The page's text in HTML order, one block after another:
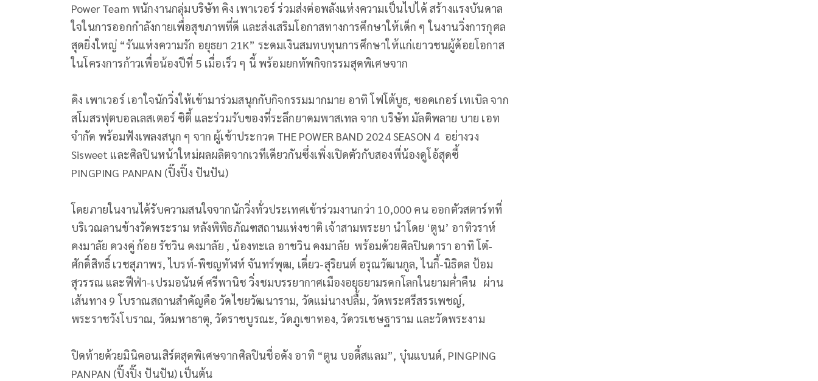
Power Team พนักงานกลุ่มบริษัท คิง เพาเวอร์ ร่วมส่งต่อพลังแห่งความเป็นไปได้ สร้างแรงบันดาล
ใจในการออกกำลังกายเพื่อสุขภาพที่ดี และส่งเสริมโอกาสทางการศึกษาให้เด็ก ๆ ในงานวิ่งการกุศล
สุดยิ่งใหญ่ “รันแห่งความรัก อยุธยา 21K” ระดมเงินสมทบทุนการศึกษาให้แก่เยาวชนผู้ด้อยโอกาส
ในโครงการก้าวเพื่อน้องปีที่ 5 เมื่อเร็ว ๆ นี้ พร้อมยกทัพกิจกรรมสุดพิเศษจาก
คิง เพาเวอร์ เอาใจนักวิ่งให้เข้ามาร่วมสนุกกับกิจกรรมมากมาย อาทิ โฟโต้บูธ, ซอคเกอร์ เทเบิล จาก
สโมสรฟุตบอลเลสเตอร์ ซิตี้ และร่วมรับของที่ระลึกยาดมพาสเทล จาก บริษัท มัลติพลาย บาย เอท
จำกัด พร้อมฟังเพลงสนุก ๆ จาก ผู้เข้าประกวด THE POWER BAND 2024 SEASON 4 อย่างวง
Sisweet และศิลปินหน้าใหม่ผลผลิตจากเวทีเดียวกันซึ่งเพิ่งเปิดตัวกับสองพี่น้องดูโอ้สุดซี้
PINGPING PANPAN (ปิ๊งปิ๊ง ปันปัน)
โดยภายในงานได้รับความสนใจจากนักวิ่งทั่วประเทศเข้าร่วมงานกว่า 10,000 คน ออกตัวสตาร์ทที่
บริเวณลานข้างวัดพระราม หลังพิพิธภัณฑสถานแห่งชาติ เจ้าสามพระยา นำโดย ‘ตูน’ อาทิวราห์
คงมาลัย ควงคู่ ก้อย รัชวิน คงมาลัย , น้องทะเล อาชวิน คงมาลัย พร้อมด้วยศิลปินดารา อาทิ โต๋-
ศักดิ์สิทธิ์ เวชสุภาพร, ไบรท์-พิชญทัฬห์ จันทร์พุฒ, เดี่ยว-สุริยนต์ อรุณวัฒนกูล, ไนกี้-นิธิดล ป้อม
สุวรรณ และฟีฟ่า-เปรมอนันต์ ศรีพานิช วิ่งชมบรรยากาศเมืองอยุธยามรดกโลกในยามค่ำคืน ผ่าน
เส้นทาง 9 โบราณสถานสำคัญคือ วัดไชยวัฒนาราม, วัดแม่นางปลื้ม, วัดพระศรีสรรเพชญ์,
พระราชวังโบราณ, วัดมหาธาตุ, วัดราชบูรณะ, วัดภูเขาทอง, วัดวรเชษฐาราม และวัดพระงาม
ปิดท้ายด้วยมินิคอนเสิร์ตสุดพิเศษจากศิลปินชื่อดัง อาทิ “ตูน บอดี้สแลม”, บุ๋นแบนด์, PINGPING
PANPAN (ปิ๊งปิ๊ง ปันปัน) เป็นต้น